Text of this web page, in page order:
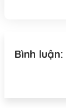
Bình luận: